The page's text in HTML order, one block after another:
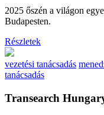
2025 őszén a világon
Budapesten.
Részletek
vezetési tanácsadás
tanácsadás
Transearch